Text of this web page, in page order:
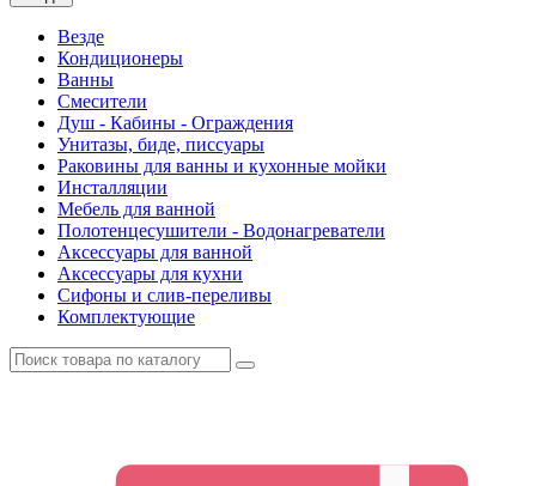
Везде
Кондиционеры
Ванны
Смесители
Душ - Кабины - Ограждения
Унитазы, биде, писсуары
Раковины для ванны и кухонные мойки
Инсталляции
Мебель для ванной
Полотенцесушители - Водонагреватели
Аксессуары для ванной
Аксессуары для кухни
Сифоны и слив-переливы
Комплектующие